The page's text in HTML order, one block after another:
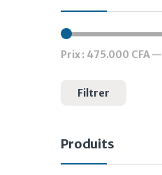
Prix min
Prix max
Filtrer
Prix : 475.000 CFA—
Produits